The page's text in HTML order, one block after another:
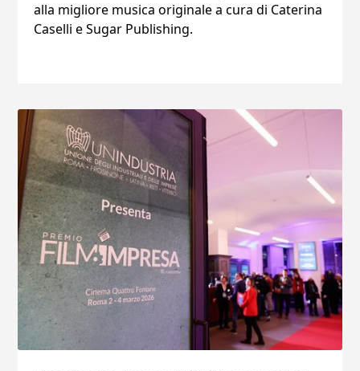
alla migliore musica originale a cura di Caterina
Caselli e Sugar Publishing.